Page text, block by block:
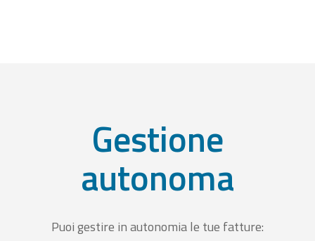
Gestione
autonoma
Puoi gestire in autonomia le tue fatture: